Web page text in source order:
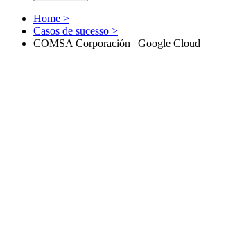
Home >
Casos de sucesso >
COMSA Corporación | Google Cloud